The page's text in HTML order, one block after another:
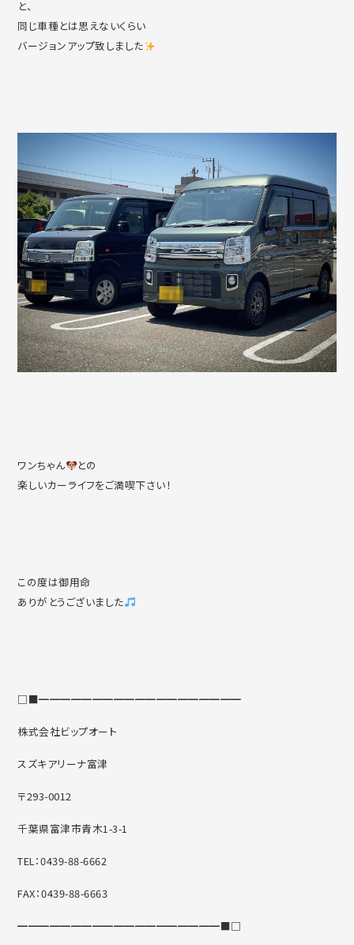
と、
同じ車種とは思えないくらい
バージョンアップ致しました
ワンちゃん
との
楽しいカーライフをご満喫下さい！
この度は御用命
ありがとうございました
□■━━━━━━━━━━━━━━━━━━━
株式会社ビップオート
スズキアリーナ富津
〒293-0012
千葉県富津市青木1-3-1
TEL：0439-88-6662
FAX：0439-88-6663
━━━━━━━━━━━━━━━━━━━■□